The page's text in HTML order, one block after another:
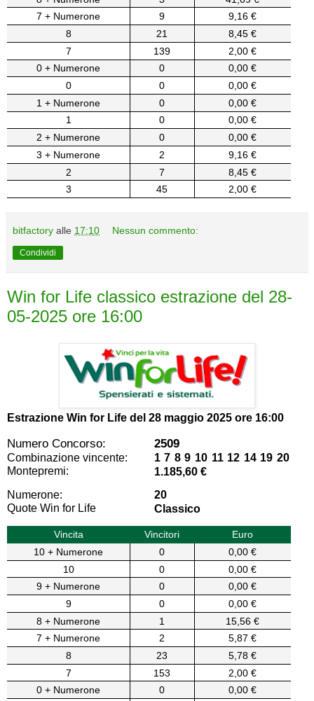
7 + Numerone
9
9,16 €
8
21
8,45 €
7
139
2,00 €
0 + Numerone
0
0,00 €
0
0
0,00 €
1 + Numerone
0
0,00 €
1
0
0,00 €
2 + Numerone
0
0,00 €
3 + Numerone
2
9,16 €
2
7
8,45 €
3
45 2,00 €
bitfactory alle 17:10 Nessun commento:
Condividi
Win for Life classico estrazione del 28-
05-2025 ore 16:00
Estrazione Win for Life del 28 maggio 2025 ore 16:00
Numero Concorso: 2509
Combinazione vincente:
1 7 8 9 10 11 12 14 19 20
Montepremi:
1.185,60 €
Numerone:
20
Quote Win for Life
Classico
Vincita Vincitori
Euro
10 + Numerone
0
0,00 €
10
0
0,00 €
9 + Numerone
0
0,00 €
9
0
0,00 €
8 + Numerone
1
15,56 €
7 + Numerone
2
5,87 €
8
23
5,78 €
7
153
2,00 €
0 + Numerone
0
0,00 €